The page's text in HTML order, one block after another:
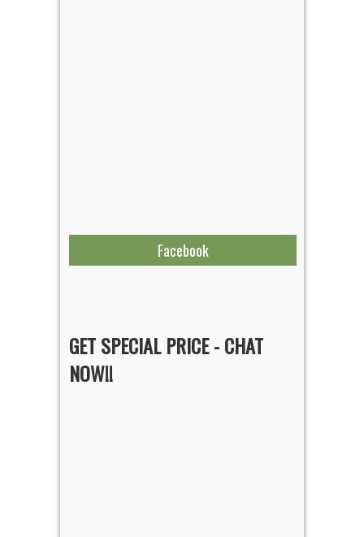
Facebook
GET SPECIAL PRICE - CHAT
NOW!!